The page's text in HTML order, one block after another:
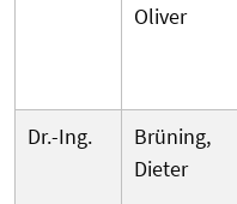
Oliver
Dr.-Ing.
Brüning,
Dieter